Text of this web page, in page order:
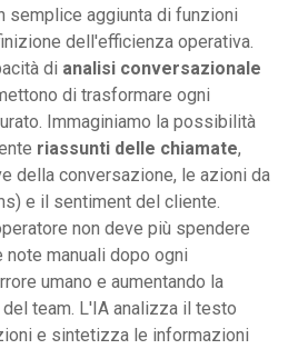
semplice aggiunta di funzioni
dell'efficienza operativa.
di analisi conversazionale
di trasformare ogni
Immaginiamo la possibilità
riassunti delle chiamate,
della conversazione, le azioni da
e il sentiment del cliente.
non deve più spendere
manuali dopo ogni
umano e aumentando la
team. L'IA analizza il testo
e sintetizza le informazioni